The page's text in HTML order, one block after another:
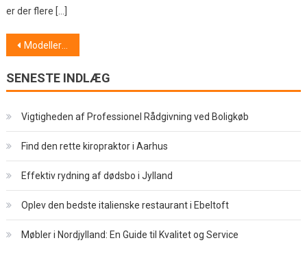
er der flere […]
Indlægsnavigation
Modeller – mere end skønhed
SENESTE INDLÆG
Vigtigheden af Professionel Rådgivning ved Boligkøb
Find den rette kiropraktor i Aarhus
Effektiv rydning af dødsbo i Jylland
Oplev den bedste italienske restaurant i Ebeltoft
Møbler i Nordjylland: En Guide til Kvalitet og Service